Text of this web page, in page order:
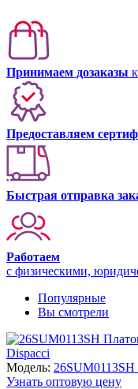
Принимаем дозаказы
Предоставляем
Быстрая отправка
Работаем
с физическими,
Популярные
Вы смотрели
Dispacci
Модель:
Узнать оптовую цену